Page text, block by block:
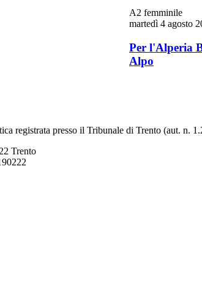
A2 femminile
martedì 4 agosto
Per l'Alperia
Alpo
registrata presso il Tribunale di Trento (aut. n.
Trento